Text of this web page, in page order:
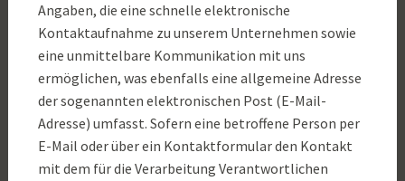
Angaben, die eine schnelle elektronische
Kontaktaufnahme zu unserem Unternehmen sowie
eine unmittelbare Kommunikation mit uns
ermöglichen, was ebenfalls eine allgemeine Adresse
der sogenannten elektronischen Post (E-Mail-
Adresse) umfasst. Sofern eine betroffene Person per
E-Mail oder über ein Kontaktformular den Kontakt
mit dem für die Verarbeitung Verantwortlichen